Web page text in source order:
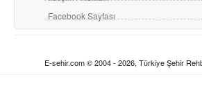
Facebook Sayfası
E-sehir.com © 2004 - 2026, Türkiye Şehir